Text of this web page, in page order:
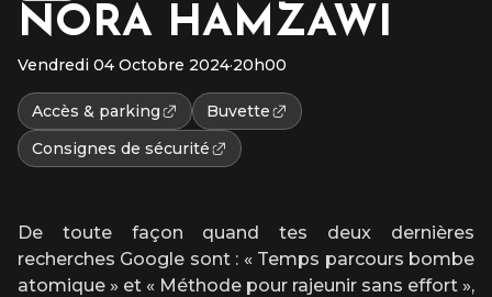
NORA HAMZAWI
Vendredi 04 Octobre 2024·20h00
Accès & parking
Buvette
Consignes de sécurité
De toute façon quand tes deux dernières
recherches Google sont : « Temps parcours bombe
atomique » et « Méthode pour rajeunir sans effort »,